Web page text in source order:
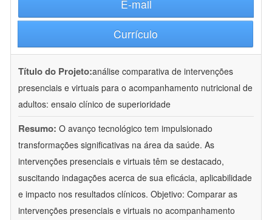
E-mail
Currículo
Título do Projeto:análise comparativa de intervenções
presenciais e virtuais para o acompanhamento nutricional de
adultos: ensaio clínico de superioridade
Resumo: O avanço tecnológico tem impulsionado
transformações significativas na área da saúde. As
intervenções presenciais e virtuais têm se destacado,
suscitando indagações acerca de sua eficácia, aplicabilidade
e impacto nos resultados clínicos. Objetivo: Comparar as
intervenções presenciais e virtuais no acompanhamento